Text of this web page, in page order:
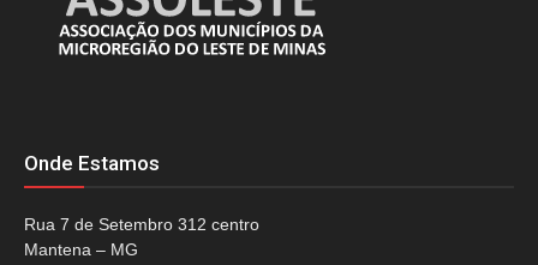
Onde Estamos
Rua 7 de Setembro 312 centro
Mantena – MG